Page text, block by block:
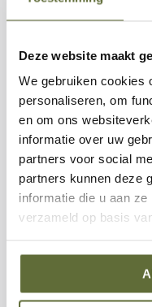
Deze website maakt
We gebruiken cookies
personaliseren, om
en om ons
informatie over uw
partners voor social
partners kunnen deze
informatie die u aan
verzameld op basis
Met een
70 kgen een5-jarige
garant voor kwaliteit
ongeroest geleverd,
uitstraling zich in de
De Forno Ronde
het is een uitnodiging
zitkuil direct levendiger